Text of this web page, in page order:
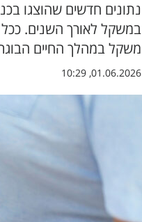
במשקל לאורך השנים.
משקל במהלך החיים
01.06.2026, 10:29